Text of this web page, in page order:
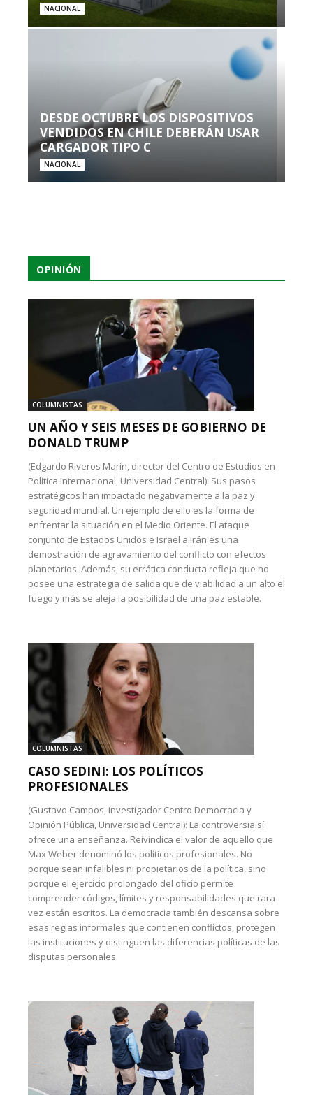
NACIONAL
DESDE OCTUBRE LOS DISPOSITIVOS
VENDIDOS EN CHILE DEBERÁN USAR
CARGADOR TIPO C
NACIONAL
OPINIÓN
COLUMNISTAS
UN AÑO Y SEIS MESES DE GOBIERNO DE
DONALD TRUMP
(Edgardo Riveros Marín, director del Centro de Estudios en
Política Internacional, Universidad Central): Sus pasos
estratégicos han impactado negativamente a la paz y
seguridad mundial. Un ejemplo de ello es la forma de
enfrentar la situación en el Medio Oriente. El ataque
conjunto de Estados Unidos e Israel a Irán es una
demostración de agravamiento del conflicto con efectos
planetarios. Además, su errática conducta refleja que no
posee una estrategia de salida que de viabilidad a un alto el
fuego y más se aleja la posibilidad de una paz estable.
COLUMNISTAS
CASO SEDINI: LOS POLÍTICOS
PROFESIONALES
(Gustavo Campos, investigador Centro Democracia y
Opinión Pública, Universidad Central): La controversia sí
ofrece una enseñanza. Reivindica el valor de aquello que
Max Weber denominó los políticos profesionales. No
porque sean infalibles ni propietarios de la política, sino
porque el ejercicio prolongado del oficio permite
comprender códigos, límites y responsabilidades que rara
vez están escritos. La democracia también descansa sobre
esas reglas informales que contienen conflictos, protegen
las instituciones y distinguen las diferencias políticas de las
disputas personales.